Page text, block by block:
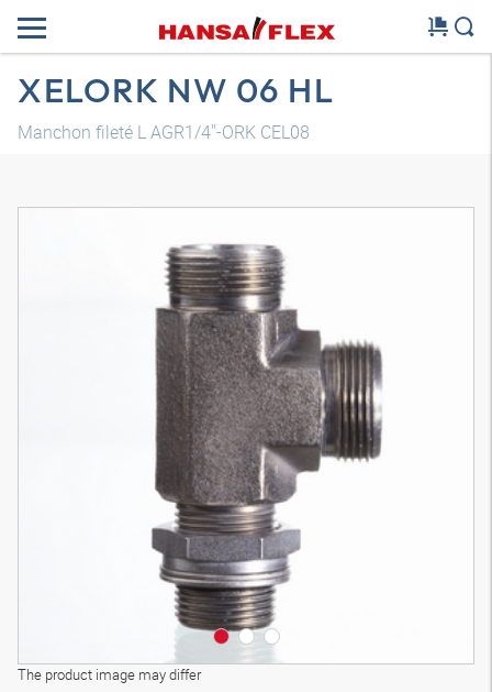
XELORK NW 06 HL
Manchon fileté L AGR1/4"-ORK CEL08
The product image may differ
Modèle 3D